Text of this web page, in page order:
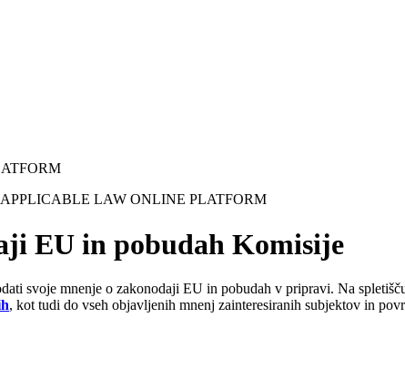
EU in pobudah Komisije
svoje mnenje o zakonodaji EU in pobudah v pripravi. Na
, kot tudi do vseh objavljenih mnenj zainteresiranih subjektov in